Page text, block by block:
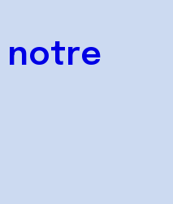
notre